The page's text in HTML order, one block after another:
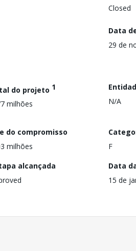
Closed
Data
29 de
do projeto 1
milhões
N/A
do compromisso
milhões
F
alcançada
Data
15 de